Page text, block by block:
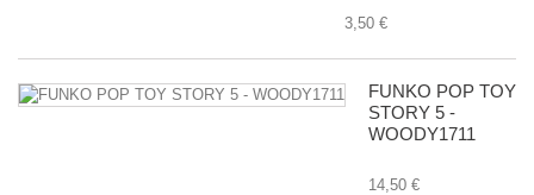
3,50 €
FUNKO POP TOY
STORY 5 -
WOODY1711
14,50 €